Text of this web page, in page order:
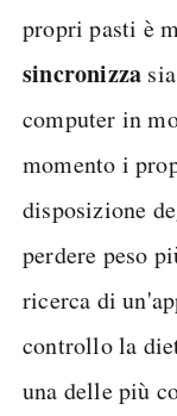
propri pasti è
sincronizza
computer in
momento i
disposizione
perdere peso
ricerca di
controllo la
una delle più